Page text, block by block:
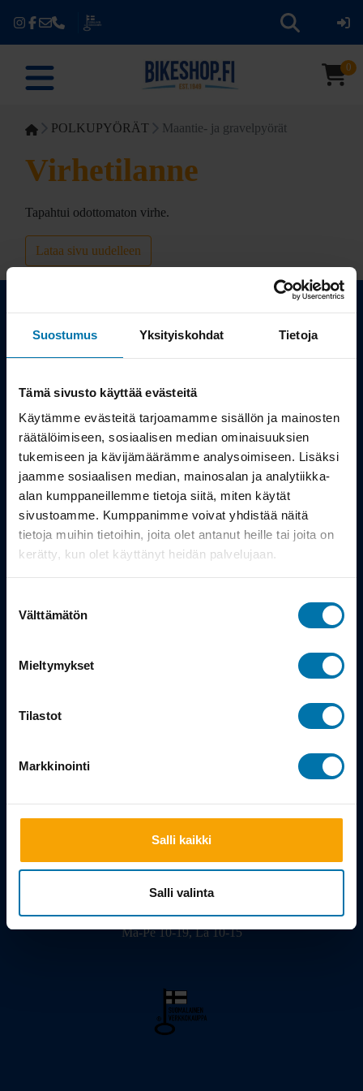
Suostumus Yksityiskohdat Tietoja
Tämä sivusto käyttää evästeitä
Käytämme evästeitä tarjoamamme sisällön ja mainosten
räätälöimiseen, sosiaalisen median ominaisuuksien
tukemiseen ja kävijämäärämme analysoimiseen. Lisäksi
jaamme sosiaalisen median, mainosalan ja analytiikka-
alan kumppaneillemme tietoja siitä, miten käytät
sivustoamme. Kumppanimme voivat yhdistää näitä
tietoja muihin tietoihin, joita olet antanut heille tai joita on
kerätty, kun olet käyttänyt heidän palvelujaan.
valinta
Välttämätön
Mieltymykset
Tilastot
Markkinointi
Salli kaikki
Salli valinta
0
POLKUPYÖRÄT Maantie- ja gravelpyörät
Virhetilanne
Tapahtui odottomaton virhe.
Lataa sivu uudelleen
Kauppa
Työsuhdepyörä
Info
Toimitus
Viilarinkatu 3, 20320 Turku
02 - 2322675
Myymälä avoinna:
Ma-Pe 10-19, La 10-15